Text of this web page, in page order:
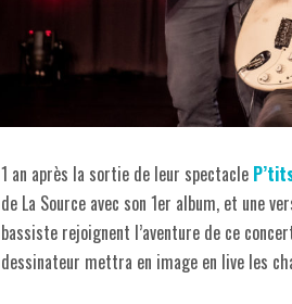
1 an après la sortie de leur spectacle
de La Source avec son 1er album, et une
bassiste rejoignent l’aventure de ce
dessinateur mettra en image en live les